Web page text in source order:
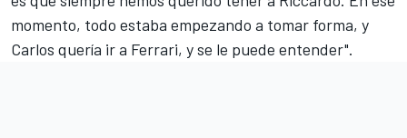
momento, todo estaba empezando a tomar forma, y ​​
Carlos quería ir a Ferrari, y se le puede entender".